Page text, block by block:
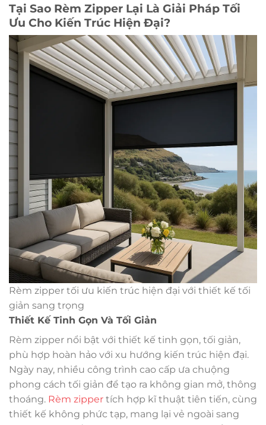
Tại Sao Rèm Zipper Lại Là Giải Pháp Tối
Ưu Cho Kiến Trúc Hiện Đại?
Rèm zipper tối ưu kiến trúc hiện đại với thiết kế tối
giản sang trọng
Thiết Kế Tinh Gọn Và Tối Giản
Rèm zipper nổi bật với thiết kế tinh gọn, tối giản,
phù hợp hoàn hảo với xu hướng kiến trúc hiện đại.
Ngày nay, nhiều công trình cao cấp ưa chuộng
phong cách tối giản để tạo ra không gian mở, thông
thoáng. Rèm zipper tích hợp kĩ thuật tiên tiến, cùng
thiết kế không phức tạp, mang lại vẻ ngoài sang